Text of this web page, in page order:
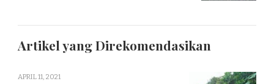
Artikel yang Direkomendasikan
APRIL 11, 2021